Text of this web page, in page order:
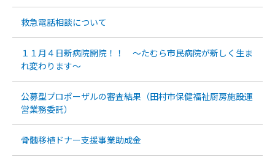
救急電話相談について
１１月４日新病院開院！！ ～たむら市民病院が新しく生ま
れ変わります～
公募型プロポーザルの審査結果（田村市保健福祉厨房施設運
営業務委託）
骨髄移植ドナー支援事業助成金